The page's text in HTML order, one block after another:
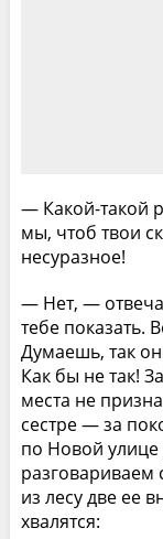
— Какой-такой
мы, чтоб твои
несуразное!
— Нет, —
тебе показать.
Думаешь, так
Как бы не так!
места не
сестре — за
по Новой
разговариваем
из лесу две ее
хвалятся: